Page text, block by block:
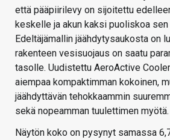
että pääpiirilevy on sijoitettu
keskelle ja akun kaksi puoliskoa
Edeltäjämallin jäähdytysaukosta on
rakenteen vesisuojaus on saatu
tasolle. Uudistettu AeroActive
aiempaa kompaktimman kokoinen,
jäähdyttävän tehokkaammin
sekä nopeamman tuulettimen myötä.
Näytön koko on pysynyt samassa